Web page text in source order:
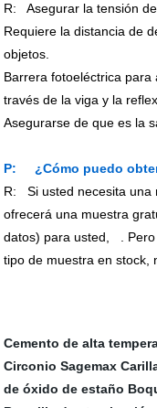
R:
Asegurar la tensión
Requiere la distancia de
objetos.
Barrera fotoeléctrica
través de la viga y la
Asegurarse de que es la
P: ¿Cómo puedo
R:Si usted necesita
ofrecerá una muestra
datos) para usted,
.
tipo de muestra en stock,
Cemento de alta
Circonio Sagemax
de óxido de estaño